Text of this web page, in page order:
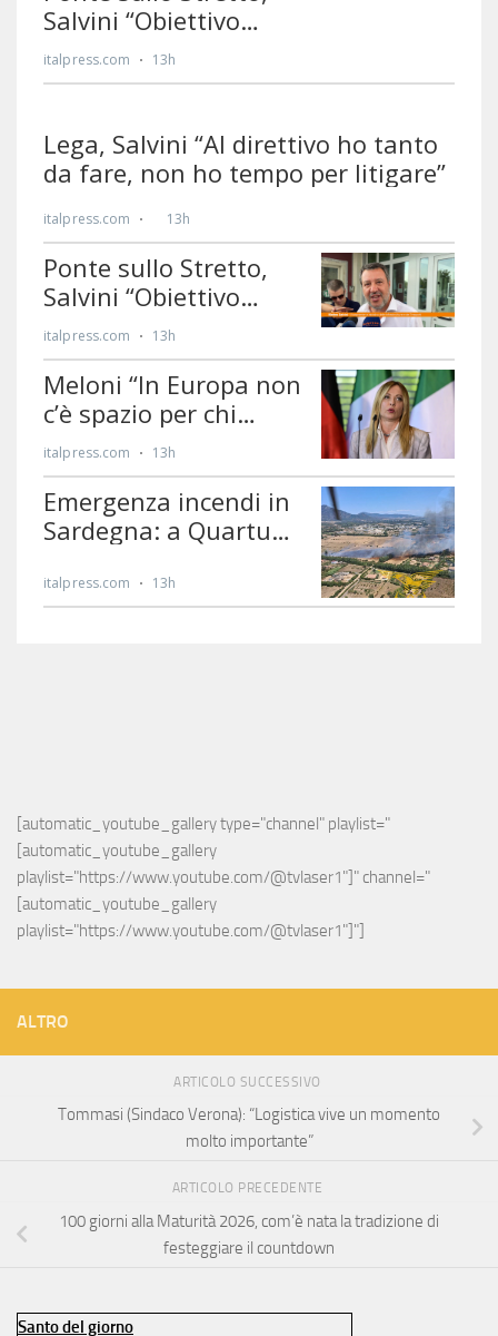
[automatic_youtube_gallery type="channel" playlist="
[automatic_youtube_gallery
playlist="https://www.youtube.com/@tvlaser1"]" channel="
[automatic_youtube_gallery
playlist="https://www.youtube.com/@tvlaser1"]"]
ALTRO
ARTICOLO SUCCESSIVO
Tommasi (Sindaco Verona): “Logistica vive un momento
molto importante”
ARTICOLO PRECEDENTE
100 giorni alla Maturità 2026, com’è nata la tradizione di
festeggiare il countdown
Santo del giorno